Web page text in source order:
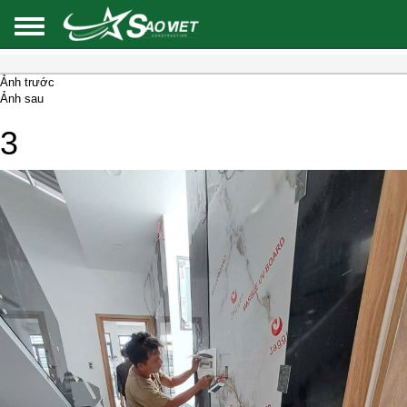
Ảnh trước
Ảnh sau
3